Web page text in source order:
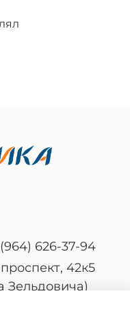
626-37-94
42к5
Зельдовича)